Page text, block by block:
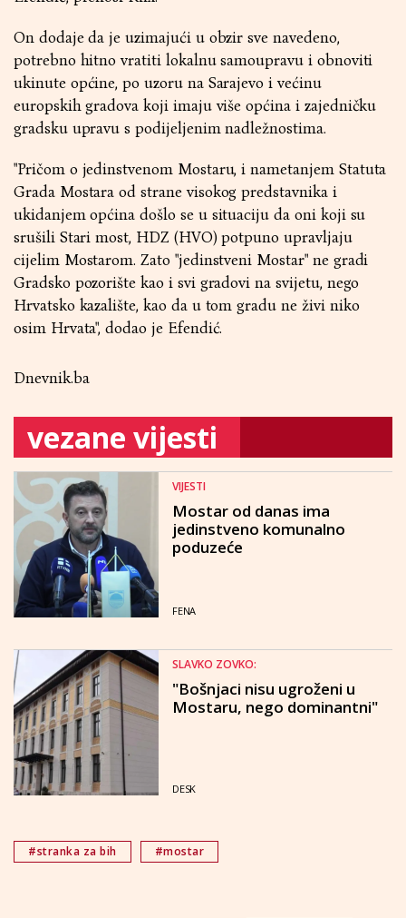
On dodaje da je uzimajući u obzir sve navedeno,
potrebno hitno vratiti lokalnu samoupravu i obnoviti
ukinute općine, po uzoru na Sarajevo i većinu
europskih gradova koji imaju više općina i zajedničku
gradsku upravu s podijeljenim nadležnostima.
"Pričom o jedinstvenom Mostaru, i nametanjem Statuta
Grada Mostara od strane visokog predstavnika i
ukidanjem općina došlo se u situaciju da oni koji su
srušili Stari most, HDZ (HVO) potpuno upravljaju
cijelim Mostarom. Zato "jedinstveni Mostar" ne gradi
Gradsko pozorište kao i svi gradovi na svijetu, nego
Hrvatsko kazalište, kao da u tom gradu ne živi niko
osim Hrvata", dodao je Efendić.
Dnevnik.ba
vezane vijesti
VIJESTI
Mostar od danas ima
jedinstveno komunalno
poduzeće
FENA
SLAVKO ZOVKO:
"Bošnjaci nisu ugroženi u
Mostaru, nego dominantni"
DESK
#stranka za bih #mostar